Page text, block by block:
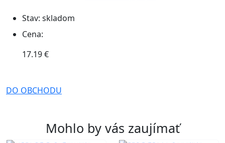
Stav: skladom
Cena:
17.19 €
DO OBCHODU
Mohlo by vás zaujímať